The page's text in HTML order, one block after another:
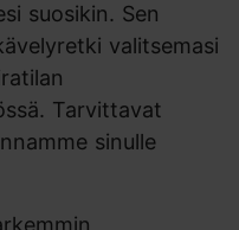
suosikin. Sen
valitsemasi
Tarvittavat
sinulle